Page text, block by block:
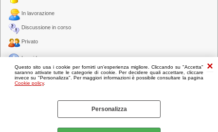
Questo sito usa i cookie per fornirti un'esperienza migliore. Cliccando su "Accetta"
saranno attivate tutte le categorie di cookie. Per decidere quali accettare, cliccare
invece su "Personalizza". Per maggiori informazioni è possibile consultare la pagina
Cookie policy.
Personalizza
In lavorazione
Discussione in corso
Privato
In evidenza
Molto importante